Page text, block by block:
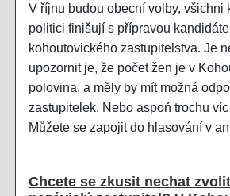
V říjnu budou obecní volby, všichni
politici finišují s přípravou
kohoutovického zastupitelstva. Je
upozornit je, že počet žen je v
polovina, a měly by mít možná
zastupitelek. Nebo aspoň trochu
Můžete se zapojit do hlasování v
Chcete se zkusit nechat